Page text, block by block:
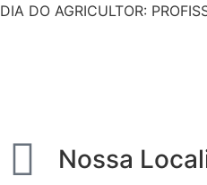
DIA DO AGRICULTOR:
Nossa